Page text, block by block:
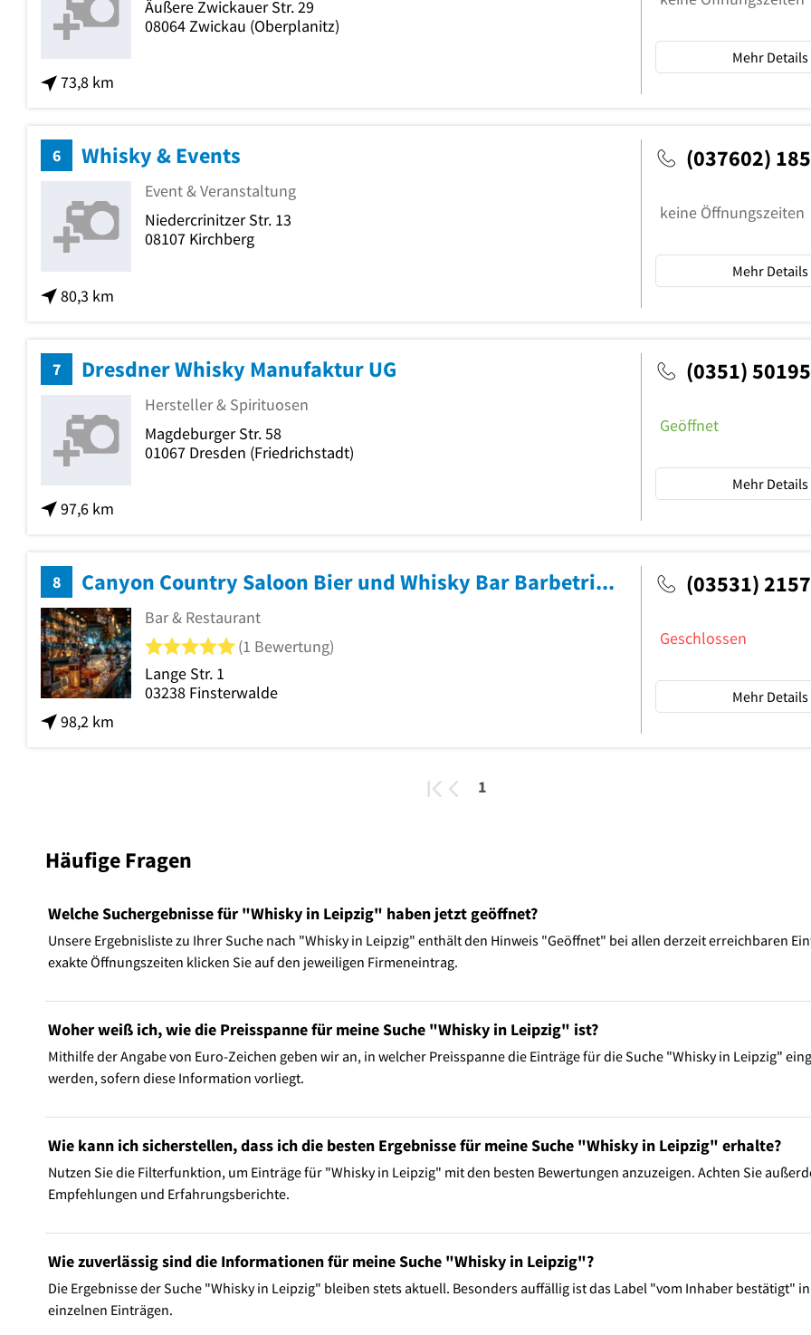
73,8 km
Äußere Zwickauer Str. 29
08064Zwickau (Oberplanitz)
Mehr Details
6 Whisky & Events
80,3 km
Event & Veranstaltung
Niedercrinitzer Str. 13
08107 Kirchberg
(037602)
keine Öffnungszeiten
Mehr Details
7 Dresdner Whisky Manufaktur UG
97,6 km
Hersteller & Spirituosen
Magdeburger Str. 58
01067 Dresden (Friedrichstadt)
(0351)
Geöffnet
Mehr Details
8 Canyon Country Saloon Bier und Whisky Bar Barbetrieb
98,2 km
Bar & Restaurant
5 von 5 Sternen
(1 Bewertung)
Lange Str. 1
03238 Finsterwalde
(03531) 2157
Geschlossen
Mehr Details
1
Häufige Fragen
Welche Suchergebnisse für "Whisky in Leipzig" haben jetzt geöffnet?
Unsere Ergebnisliste zu Ihrer Suche nach "Whisky in Leipzig" enthält den Hinweis "Geöffnet" bei allen derzeit erreichbaren
exakte Öffnungszeiten klicken Sie auf den jeweiligen Firmeneintrag.
Woher weiß ich, wie die Preisspanne für meine Suche "Whisky in Leipzig" ist?
Mithilfe der Angabe von Euro-Zeichen geben wir an, in welcher Preisspanne die Einträge für die Suche "Whisky in Leipzig"
werden, sofern diese Information vorliegt.
Wie kann ich sicherstellen, dass ich die besten Ergebnisse für meine Suche "Whisky in Leipzig" erhalte?
Nutzen Sie die Filterfunktion, um Einträge für "Whisky in Leipzig" mit den besten Bewertungen anzuzeigen. Achten Sie
Empfehlungen und Erfahrungsberichte.
Wie zuverlässig sind die Informationen für meine Suche "Whisky in Leipzig"?
Die Ergebnisse der Suche "Whisky in Leipzig" bleiben stets aktuell. Besonders auffällig ist das Label "vom Inhaber bestätigt"
einzelnen Einträgen.